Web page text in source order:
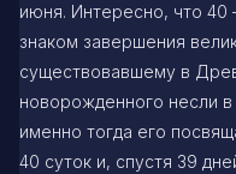
июня. Интересно, что 40
знаком завершения
существовавшему в
новорожденного несли
именно тогда его
40 суток и, спустя 39